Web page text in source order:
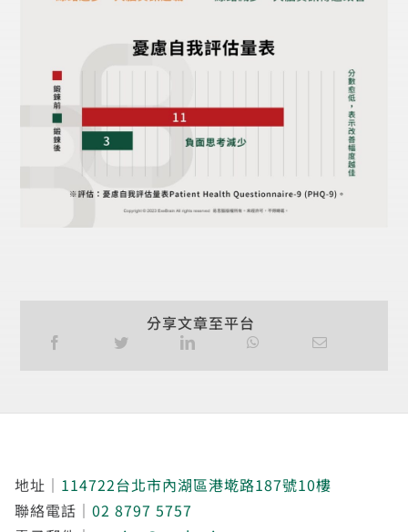
分享文章至平台
地址｜ 114722台北市內湖區港墘路187號10樓
聯絡電話｜02 8797 5757